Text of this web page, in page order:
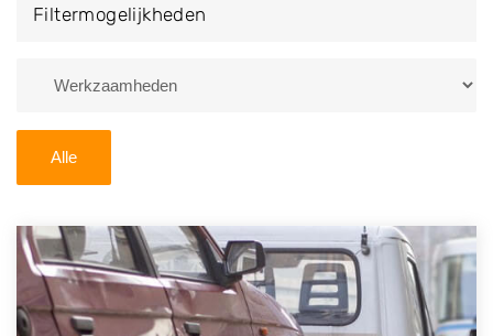
Zoekt u liever naar een sloperij in een andere plaats of
U kunt er ook voor kiezen om direct uw sloopauto te
verkopen en op te laten halen door de Sloopauto
Ophaaldienst van Autosloperijen.nl. Wij kunnen uw
auto gratis ophalen in Petten. Neem telefonisch
Filtermogelijkheden
Alle